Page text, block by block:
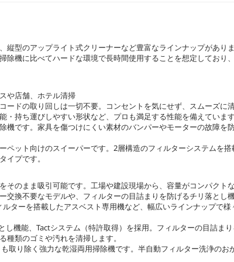
型のアップライト式クリーナーなど豊富なラインナップがあり
機に比べてハードな環境で長時間使用することを想定しており
や店舗、ホテル清掃
ドの取り回しは一切不要。コンセントを気にせず、スムーズに清
持ち運びしやすい形状など、プロも満足する性能を備えています
です。家具を傷つけにくい素材のバンパーやモーターの故障を
ット向けのスイーパーです。2層構造のフィルターシステムを
イプです。
のまま吸引可能です。工場や建設現場から、容量がコンパクト
換不要なモデルや、フィルターの目詰まりを防げるチリ落とし
ターを搭載したアスベスト専用機など、幅広いラインナップで様
機能、Tactシステム（特許取得）を採用。フィルターの目詰ま
類のゴミや汚れを清掃します。
取り除く強力な乾湿両用掃除機です。半自動フィルター洗浄のお